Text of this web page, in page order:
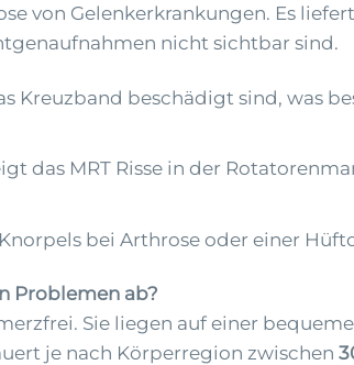
von Gelenkerkrankungen. Es
nicht sichtbar sind.
Kreuzband beschädigt sind, was
das MRT Risse in der
bei Arthrose oder einer
Problemen ab?
Sie liegen auf einer
je nach Körperregion zwischen